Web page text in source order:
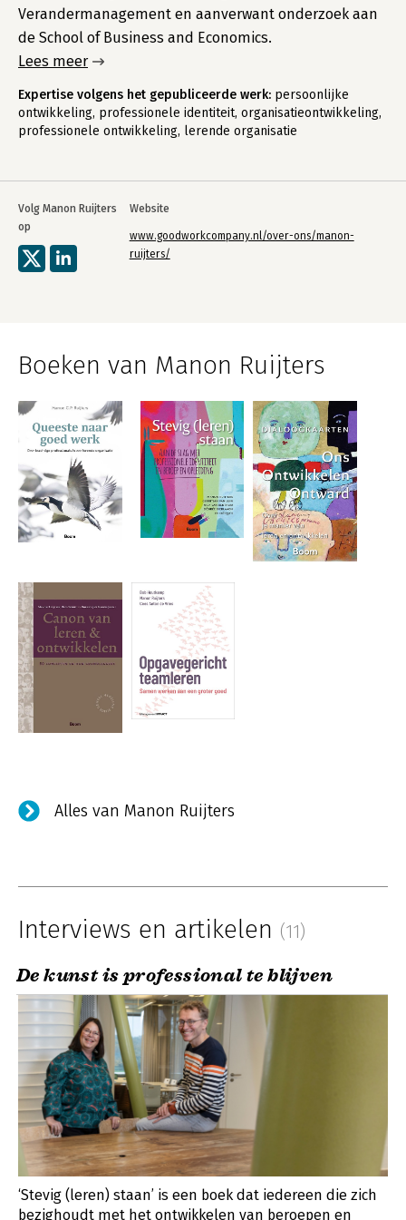
Volg Manon Ruijters
op
Website
www.goodworkcompany.nl/over-ons/manon-
ruijters/
Verandermanagement en aanverwant onderzoek aan
de School of Business and Economics.
Lees meer
Expertise volgens het gepubliceerde werk: persoonlijke
ontwikkeling, professionele identiteit, organisatieontwikkeling,
professionele ontwikkeling, lerende organisatie
Boeken van Manon Ruijters
Alles van Manon Ruijters
Interviews en artikelen (11)
De kunst is professional te blijven
‘Stevig (leren) staan’ is een boek dat iedereen die zich
bezighoudt met het ontwikkelen van beroepen en